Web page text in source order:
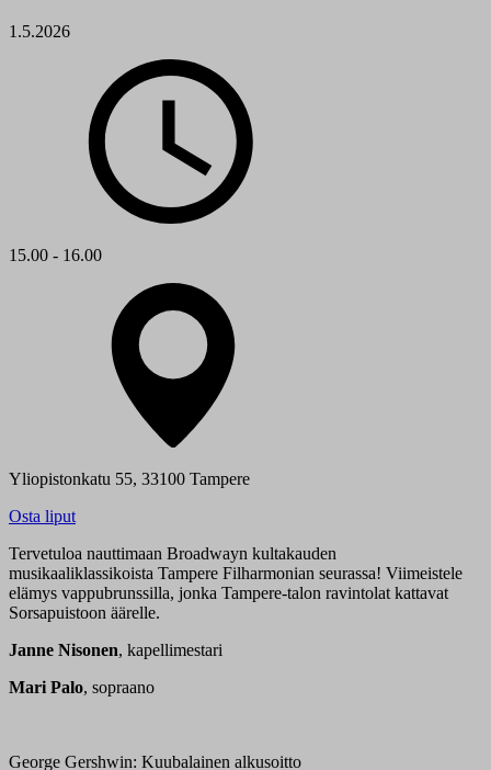
1.5.2026
15.00 - 16.00
Yliopistonkatu 55, 33100 Tampere
Osta liput
Tervetuloa nauttimaan Broadwayn kultakauden
musikaaliklassikoista Tampere Filharmonian seurassa! Viimeistele
elämys vappubrunssilla, jonka Tampere-talon ravintolat kattavat
Sorsapuistoon äärelle.
Janne Nisonen, kapellimestari
Mari Palo, sopraano
George Gershwin: Kuubalainen alkusoitto